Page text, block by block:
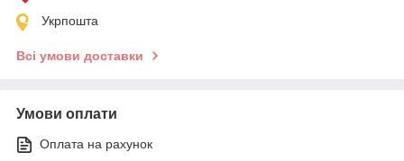
Укрпошта
Всі умови доставки
Умови оплати
Оплата на рахунок